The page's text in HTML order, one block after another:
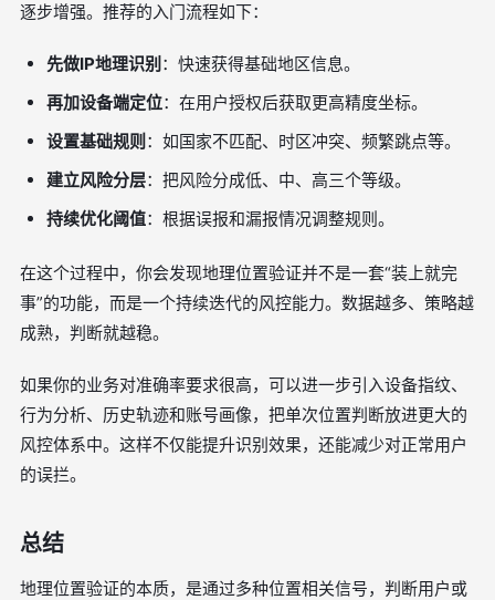
逐步增强。推荐的入门流程如下：
先做IP地理识别 ：快速获得基础地区信息。
再加设备端定位：在用户授权后获取更高精度坐标。
设置基础规则 ：如国家不匹配、时区冲突、频繁跳点等。
建立风险分层：把风险分成低、中、高三个等级。
持续优化阈值：根据误报和漏报情况调整规则。
在这个过程中，你会发现地理位置验证并不是一套“装上就完
事”的功能，而是一个持续迭代的风控能力。数据越多、策略越
成熟，判断就越稳。
如果你的业务对准确率要求很高，可以进一步引入设备指纹、
行为分析、历史轨迹和账号画像，把单次位置判断放进更大的
风控体系中。这样不仅能提升识别效果，还能减少对正常用户
的误拦。
总结
地理位置验证的本质，是通过多种位置相关信号，判断用户或